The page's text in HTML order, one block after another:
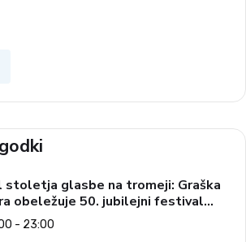
stoletja glasbe na tromeji: Graška
obeležuje 50. jubilejni festival
zabavne glasbe
- 23:00